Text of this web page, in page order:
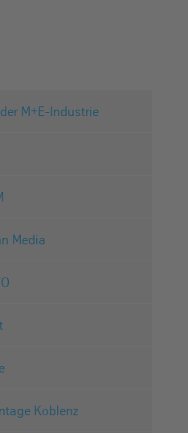
M+E-Industrie
Media
Koblenz